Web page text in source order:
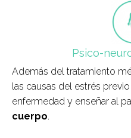
Psico-
Además del tratamiento
las causas del estrés
enfermedad y enseñar al
cuerpo.